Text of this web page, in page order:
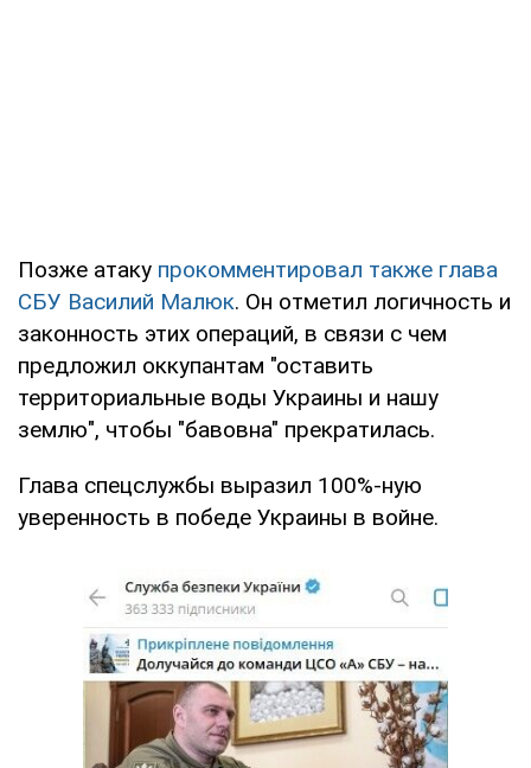
Позже атаку прокомментировал также глава
СБУ Василий Малюк. Он отметил логичность и
законность этих операций, в связи с чем
предложил оккупантам "оставить
территориальные воды Украины и нашу
землю", чтобы "бавовна" прекратилась.
Глава спецслужбы выразил 100%-ную
уверенность в победе Украины в войне.